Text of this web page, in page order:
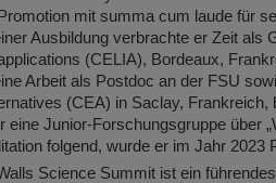
mit summa cum laude für
Ausbildung verbrachte er Zeit als
(CELIA), Bordeaux,
Arbeit als Postdoc an der FSU
(CEA) in Saclay,
eine Junior-Forschungsgruppe über
folgend, wurde er im Jahr 2023
Science Summit ist ein